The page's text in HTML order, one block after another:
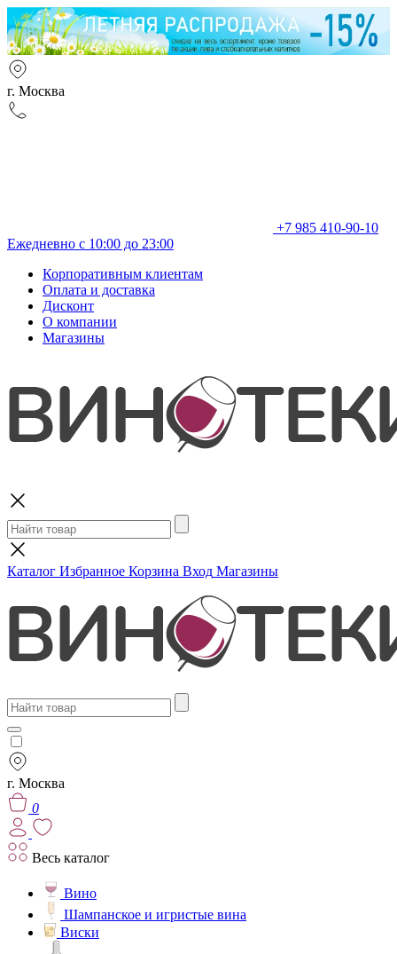
г. Москва
+7 985 410-90-10
Ежедневно с 10:00 до 23:00
Корпоративным клиентам
Оплата и доставка
Дисконт
О компании
Магазины
Каталог Избранное Корзина Вход Магазины
г. Москва
0
Весь каталог
Вино
Шампанское и игристые вина
Виски